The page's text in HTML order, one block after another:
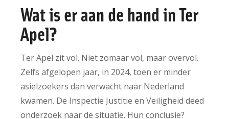
Wat is er aan de hand in Ter
Apel?
Ter Apel zit vol. Niet zomaar vol, maar overvol.
Zelfs afgelopen jaar, in 2024, toen er minder
asielzoekers dan verwacht naar Nederland
kwamen. De Inspectie Justitie en Veiligheid deed
onderzoek naar de situatie. Hun conclusie?